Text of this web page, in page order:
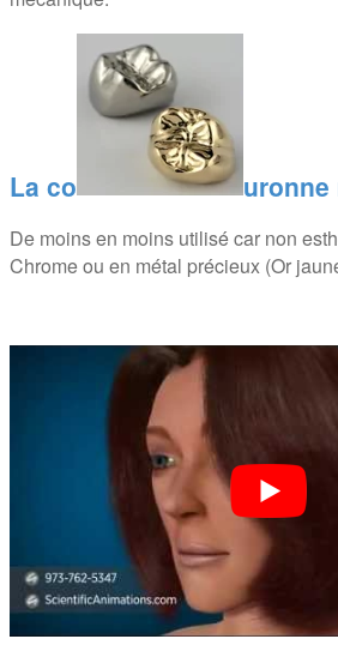
La co uronne
De moins en moins utilisé car non
Chrome ou en métal précieux (Or